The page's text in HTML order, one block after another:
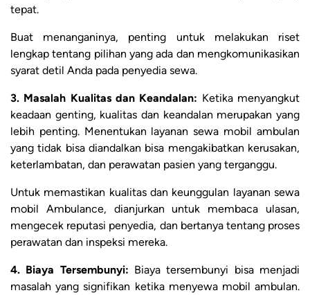
tepat.
Buat menanganinya, penting untuk melakukan riset
lengkap tentang pilihan yang ada dan mengkomunikasikan
syarat detil Anda pada penyedia sewa.
3. Masalah Kualitas dan Keandalan: Ketika menyangkut
keadaan genting, kualitas dan keandalan merupakan yang
lebih penting. Menentukan layanan sewa mobil ambulan
yang tidak bisa diandalkan bisa mengakibatkan kerusakan,
keterlambatan, dan perawatan pasien yang terganggu.
Untuk memastikan kualitas dan keunggulan layanan sewa
mobil Ambulance, dianjurkan untuk membaca ulasan,
mengecek reputasi penyedia, dan bertanya tentang proses
perawatan dan inspeksi mereka.
4. Biaya Tersembunyi: Biaya tersembunyi bisa menjadi
masalah yang signifikan ketika menyewa mobil ambulan.